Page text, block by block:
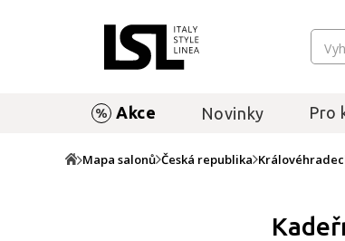
Akce Novinky Pro
Mapa salonů Česká republika